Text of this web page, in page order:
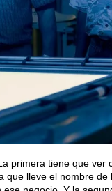
primera tiene que ver
lleve el nombre de